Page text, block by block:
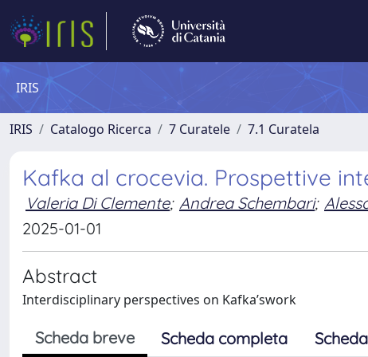
IRIS
IRIS Catalogo Ricerca 7 Curatele 7.1 Curatela
Kafka al crocevia. Prospettive
Valeria Di Clemente; Andrea Schembari;
2025-01-01
Abstract
Interdisciplinary perspectives on Kafka’swork
Scheda breve Scheda completa